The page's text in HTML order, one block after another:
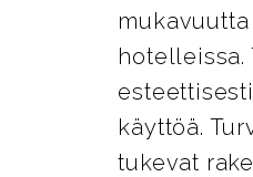
käyttöä.
tukevat